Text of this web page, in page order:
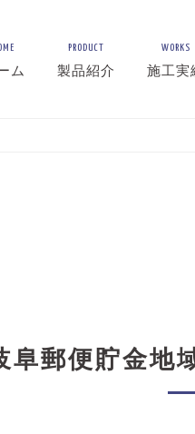
ム
PRODUCT
製品紹介
WORKS
施工実
阜郵便貯金地